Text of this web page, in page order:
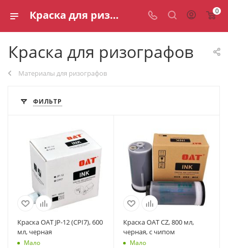
Краска для ризографов (дупликаторов) — каталог 0
Краска для ризографов
Материалы для ризографов
ФИЛЬТР
Краска OAT JP-12 (CPI7), 600
мл, черная
Мало
Краска OAT CZ, 800 мл,
черная, с чипом
Мало